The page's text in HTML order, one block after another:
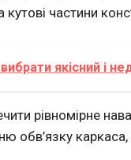
частини
якісний і
рівномірне
обв’язку